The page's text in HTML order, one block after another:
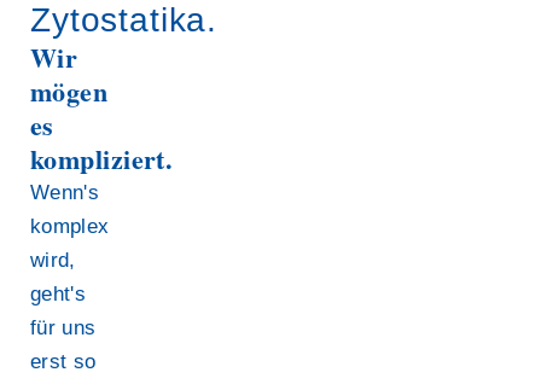
Zytostatika.
Wir
mögen
es
kompliziert.
Wenn's
komplex
wird,
geht's
für uns
erst so